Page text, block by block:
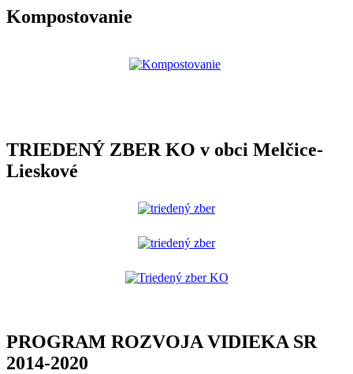
Kompostovanie
TRIEDENÝ ZBER KO v obci Melčice-
Lieskové
PROGRAM ROZVOJA VIDIEKA SR
2014-2020